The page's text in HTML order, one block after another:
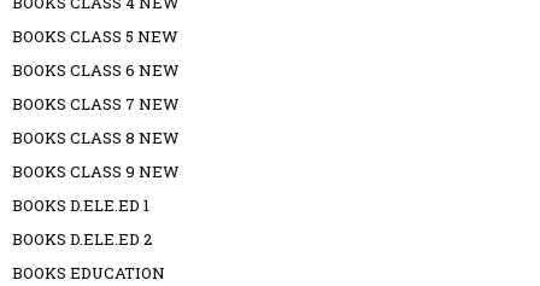
BOOKS CLASS 5 NEW
BOOKS CLASS 6 NEW
BOOKS CLASS 7 NEW
BOOKS CLASS 8 NEW
BOOKS CLASS 9 NEW
BOOKS D.ELE.ED 1
BOOKS D.ELE.ED 2
BOOKS EDUCATION